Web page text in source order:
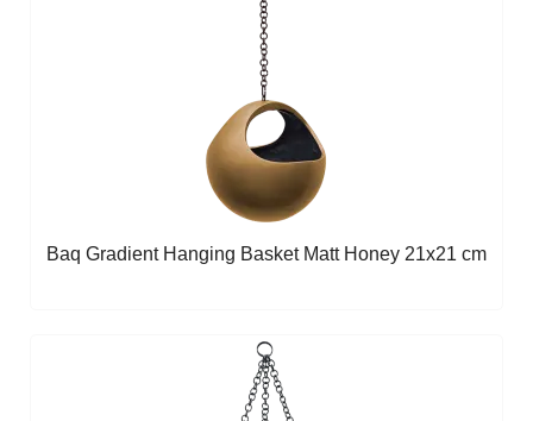
Baq Gradient Hanging Basket Matt Honey 21x21 cm